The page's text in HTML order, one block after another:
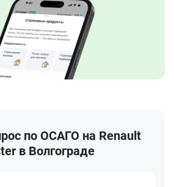
по ОСАГО на Renault
в Волгограде